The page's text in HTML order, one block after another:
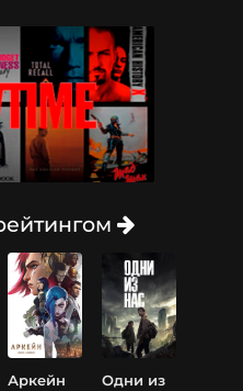
Аркейн
Одни из